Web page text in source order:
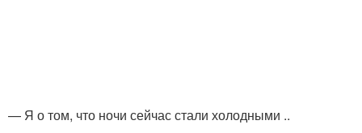
— Я о том, что ночи сейчас стали холодными ..